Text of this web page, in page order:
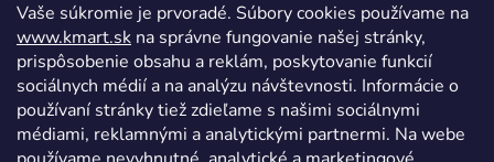
Vaše súkromie je prvoradé. Súbory cookies používame na
www.kmart.sk na správne fungovanie našej stránky,
prispôsobenie obsahu a reklám, poskytovanie funkcií
sociálnych médií a na analýzu návštevnosti. Informácie o
používaní stránky tiež zdieľame s našimi sociálnymi
médiami, reklamnými a analytickými partnermi. Na webe
info@kmart.sk
+421 947 979 193
+421 947 979 193
facebook.com/Kolieramarket